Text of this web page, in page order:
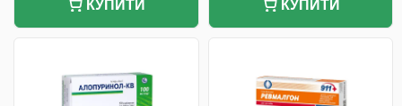
КУПИТИ КУПИТИ